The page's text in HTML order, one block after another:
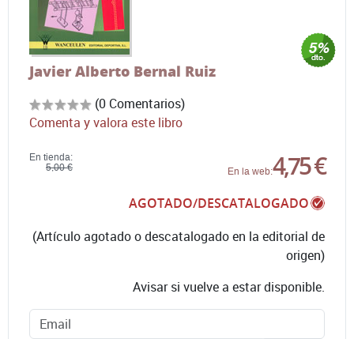
Javier Alberto Bernal Ruiz
(0 Comentarios)
Comenta y valora este libro
En tienda:
5,00 €
En la web:4,75 €
AGOTADO/DESCATALOGADO
(Artículo agotado o descatalogado en la editorial de
origen)
Avisar si vuelve a estar disponible.